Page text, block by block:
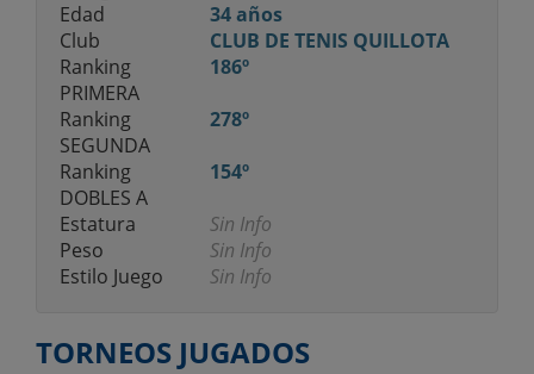
Edad
34 años
Club
CLUB DE TENIS QUILLOTA
Ranking
PRIMERA
186º
Ranking
SEGUNDA
278º
Ranking
DOBLES A
154º
Estatura
Sin Info
Peso
Sin Info
Estilo Juego
Sin Info
TORNEOS JUGADOS